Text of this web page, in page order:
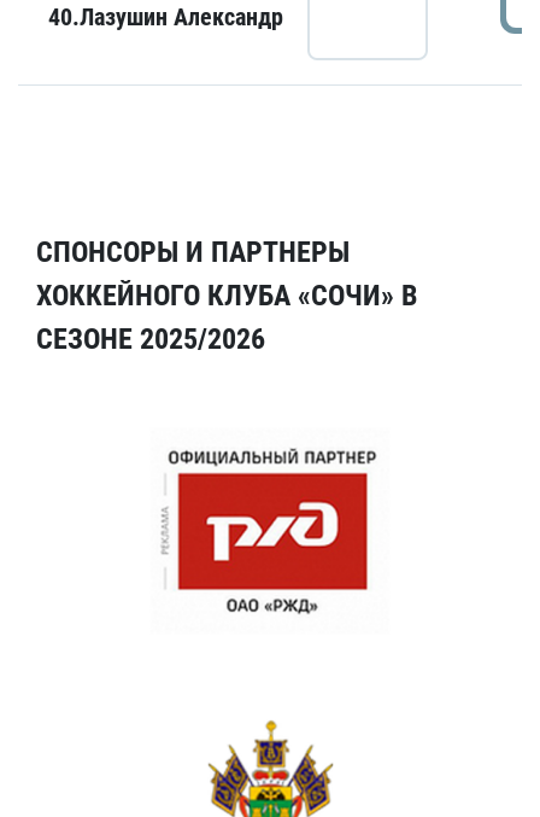
40.Лазушин Александр
СПОНСОРЫ И ПАРТНЕРЫ
ХОККЕЙНОГО КЛУБА «СОЧИ» В
СЕЗОНЕ 2025/2026